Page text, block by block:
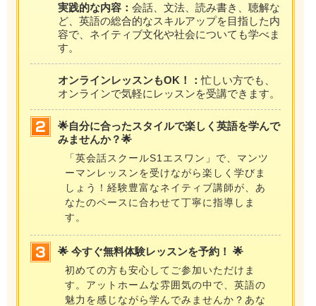
実践的な内容： 会話、文法、読み書き、聴解な
ど、英語の総合的なスキルアップを目指した内
容で、ネイティブ文化や社会についても学べま
す。
オンラインレッスンもOK！：忙しい方でも、
オンラインで気軽にレッスンを受講できます。
🌟自分に合ったスタイルで楽しく英語を学んで
みませんか？🌟
「英会話スクールS1エスワン」で、マンツ
ーマンレッスンを受けながら楽しく学びま
しょう！経験豊富なネイティブ講師が、あ
なたのペースに合わせて丁寧に指導しま
す。
🌟 今すぐ無料体験レッスンを予約！ 🌟
初めての方も安心してご参加いただけま
す。アットホームな雰囲気の中で、英語の
魅力を感じながら学んでみませんか？あな